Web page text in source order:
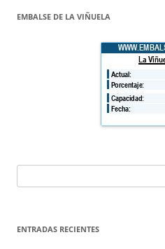
EMBALSE DE LA VIÑUELA
ENTRADAS RECIENTES